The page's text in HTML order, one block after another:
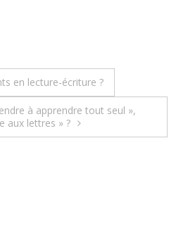
en lecture-écriture ?
à apprendre tout seul »,
aux lettres » ?